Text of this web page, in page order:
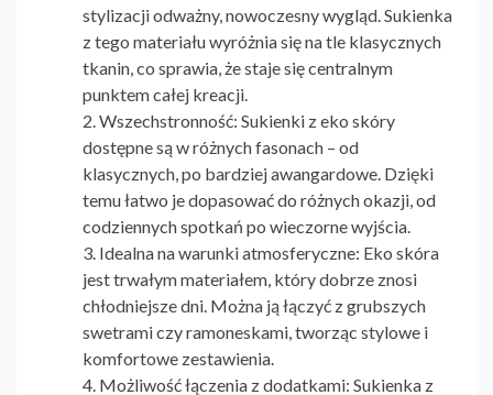
stylizacji odważny, nowoczesny wygląd. Sukienka
z tego materiału wyróżnia się na tle klasycznych
tkanin, co sprawia, że staje się centralnym
punktem całej kreacji.
Wszechstronność: Sukienki z eko skóry
dostępne są w różnych fasonach – od
klasycznych, po bardziej awangardowe. Dzięki
temu łatwo je dopasować do różnych okazji, od
codziennych spotkań po wieczorne wyjścia.
Idealna na warunki atmosferyczne: Eko skóra
jest trwałym materiałem, który dobrze znosi
chłodniejsze dni. Można ją łączyć z grubszych
swetrami czy ramoneskami, tworząc stylowe i
komfortowe zestawienia.
Możliwość łączenia z dodatkami: Sukienka z